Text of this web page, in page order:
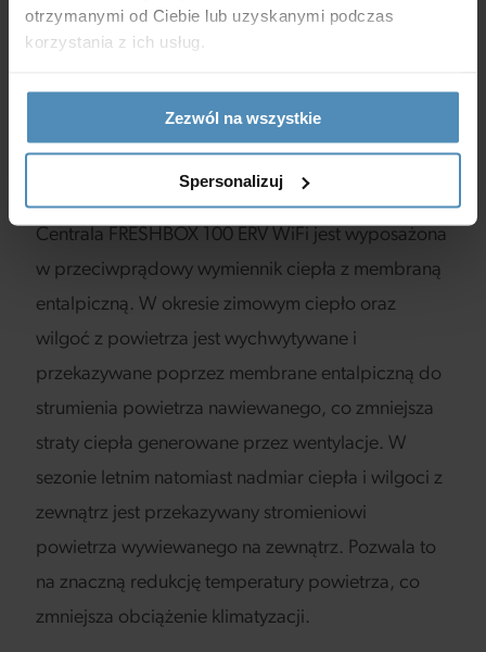
otrzymanymi od Ciebie lub uzyskanymi podczas
korzystania z ich usług.
Zezwól na wszystkie
Spersonalizuj
polistyrenu. W sezonie zimowym ciepło z
powietrza wywiewanego ogrzewa wymiennik
zimnemu, świeżemu powietrzu nawiewanemu,
zmniejszając straty ciepła generowane przez
Centrala FRESHBOX 100 ERV WiFi jest wyposażona
w przeciwprądowy wymiennik ciepła z membraną
entalpiczną. W okresie zimowym ciepło oraz
wilgoć z powietrza jest wychwytywane i
przekazywane poprzez membrane entalpiczną do
strumienia powietrza nawiewanego, co zmniejsza
straty ciepła generowane przez wentylacje. W
sezonie letnim natomiast nadmiar ciepła i wilgoci z
zewnątrz jest przekazywany stromieniowi
powietrza wywiewanego na zewnątrz. Pozwala to
na znaczną redukcję temperatury powietrza, co
zmniejsza obciążenie klimatyzacji.